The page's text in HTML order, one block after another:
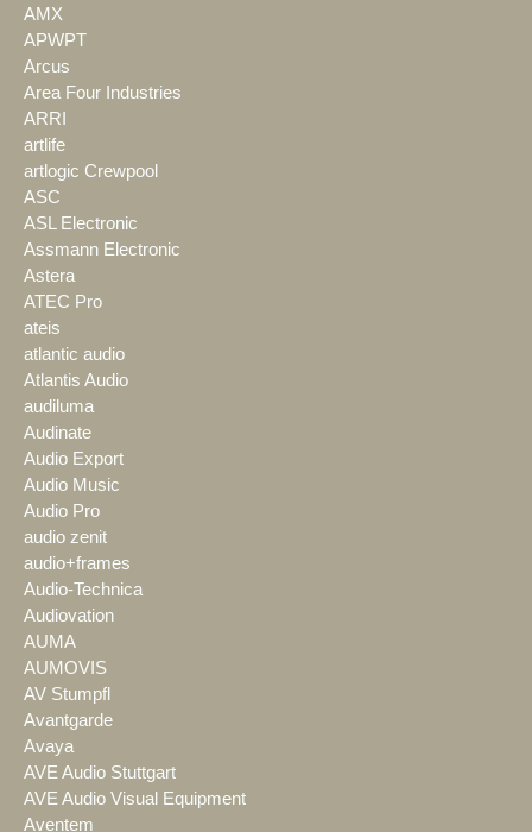
AMX
APWPT
Arcus
Area Four Industries
ARRI
artlife
artlogic Crewpool
ASC
ASL Electronic
Assmann Electronic
Astera
ATEC Pro
ateis
atlantic audio
Atlantis Audio
audiluma
Audinate
Audio Export
Audio Music
Audio Pro
audio zenit
audio+frames
Audio-Technica
Audiovation
AUMA
AUMOVIS
AV Stumpfl
Avantgarde
Avaya
AVE Audio Stuttgart
AVE Audio Visual Equipment
Aventem